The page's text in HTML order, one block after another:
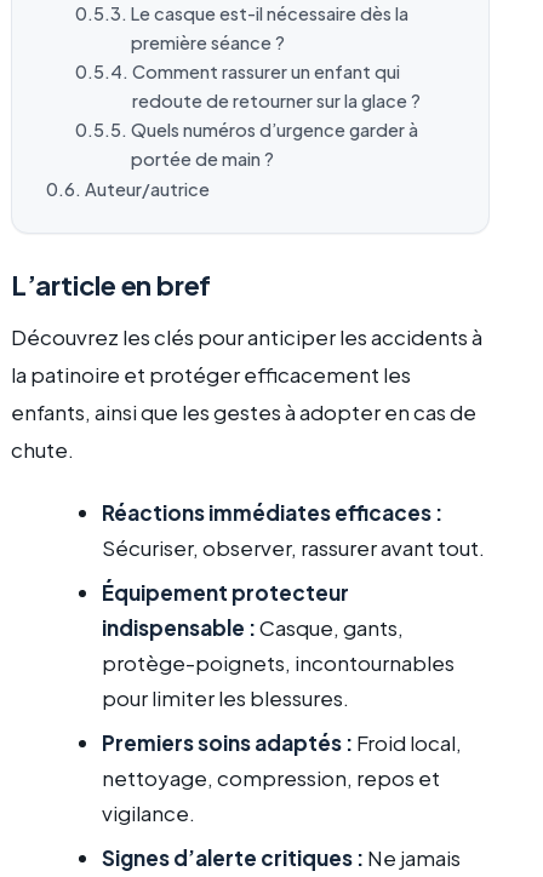
Le casque est-il nécessaire dès la
première séance ?
Comment rassurer un enfant qui
redoute de retourner sur la glace ?
Quels numéros d’urgence garder à
portée de main ?
Auteur/autrice
L’article en bref
Découvrez les clés pour anticiper les accidents à
la patinoire et protéger efficacement les
enfants, ainsi que les gestes à adopter en cas de
chute.
Réactions immédiates efficaces :
Sécuriser, observer, rassurer avant tout.
Équipement protecteur
indispensable :Casque, gants,
protège-poignets, incontournables
pour limiter les blessures.
Premiers soins adaptés : Froid local,
nettoyage, compression, repos et
vigilance.
Signes d’alerte critiques : Ne jamais